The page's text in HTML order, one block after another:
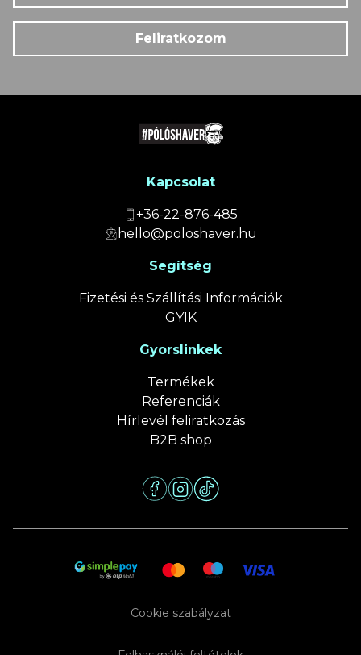
Feliratkozom
Kapcsolat
+36-22-876-485
hello@poloshaver.hu
Segítség
Fizetési és Szállítási Információk
GYIK
Gyorslinkek
Termékek
Referenciák
Hírlevél feliratkozás
B2B shop
Cookie szabályzat